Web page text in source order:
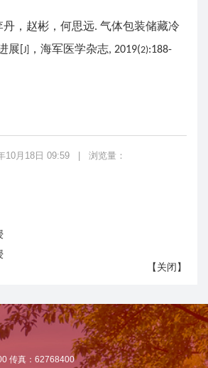
丹，赵彬，何思远. 气体包装储藏冷
展 J] ，海军医学杂志, 2019(2):188-
10月18日 09:59 浏览量：
【关闭】
传真：62768400